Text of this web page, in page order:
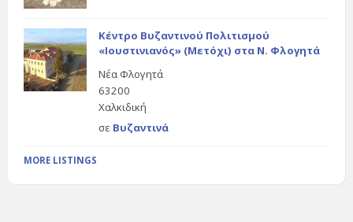
Κέντρο Βυζαντινού Πολιτισμού
«Ιουστινιανός» (Μετόχι) στα Ν. Φλογητά
Νέα Φλογητά
63200
Χαλκιδική
σε Βυζαντινά
MORE LISTINGS